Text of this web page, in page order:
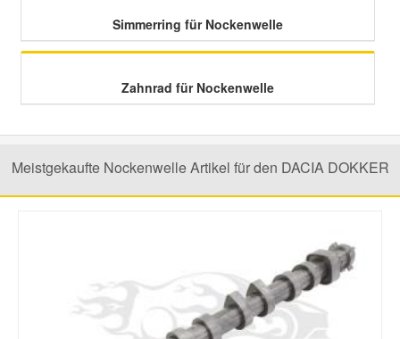
Simmerring für Nockenwelle
Zahnrad für Nockenwelle
Meistgekaufte Nockenwelle Artikel für den DACIA DOKKER
Porsche Ersatzteile
Smart Ersatzteile
Vauxhall Ersatzteile